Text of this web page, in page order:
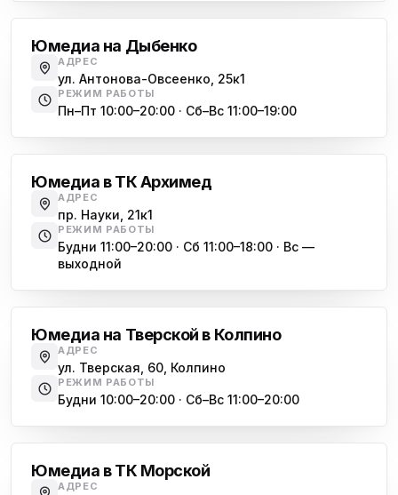
ю ул. Белы Куна, 24к1
ю
Юмедиа в Купчино
ул. Будапештская, 87-3
Юмедиа Сервис в Колпино
ю
Юмедиа во Всеволожске
пр. Христиновский 28, Всеволожск
Юмедиа на Дыбенко
АДРЕС
ул. Антонова-Овсеенко, 25к1
РЕЖИМ РАБОТЫ
Пн–Пт 10:00–20:00 · Сб–Вс 11:00–19:00
Юмедиа в ТК Архимед
АДРЕС
пр. Науки, 21к1
РЕЖИМ РАБОТЫ
Будни 11:00–20:00 · Сб 11:00–18:00 · Вс —
выходной
Юмедиа на Тверской в Колпино
АДРЕС
ул. Тверская, 60, Колпино
РЕЖИМ РАБОТЫ
Будни 10:00–20:00 · Сб–Вс 11:00–20:00
Юмедиа в ТК Морской
АДРЕС